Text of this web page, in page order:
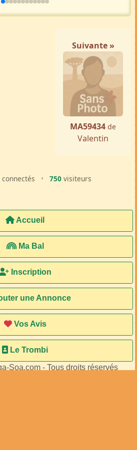
Suivante »
MA59434 de
Valentin
• 750 visiteurs
Accueil
Ma Bal
Inscription
une Annonce
Vos Avis
Le Trombi
Soa.com - Tous droits réservés